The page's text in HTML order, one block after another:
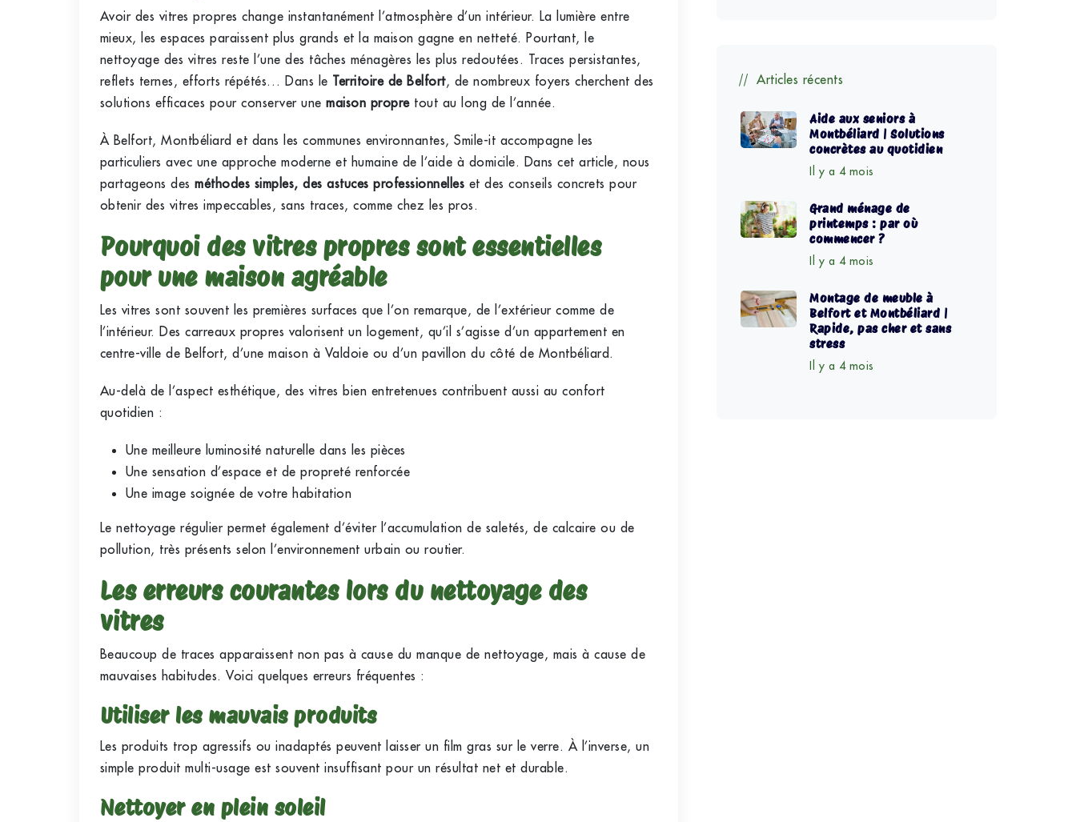
Articles récents
Aide aux seniors à
Montbéliard | Solutions
concrètes au quotidien
Il y a 4 mois
Grand ménage de
printemps : par où
commencer ?
Il y a 4 mois
Montage de meuble à
Belfort et Montbéliard |
Rapide, pas cher et sans
stress
Il y a 4 mois
Avoir des vitres propres change instantanément l’atmosphère d’un intérieur. La lumière entre
mieux, les espaces paraissent plus grands et la maison gagne en netteté. Pourtant, le
nettoyage des vitres reste l’une des tâches ménagères les plus redoutées. Traces persistantes,
reflets ternes, efforts répétés… Dans le Territoire de Belfort, de nombreux foyers cherchent des
solutions efficaces pour conserver unemaison propretout au long de l’année.
À Belfort, Montbéliard et dans les communes environnantes, Smile-it accompagne les
particuliers avec une approche moderne et humaine de l’aide à domicile. Dans cet article, nous
partageons desméthodes simples, des astuces professionnelles et des conseils concrets pour
obtenir des vitres impeccables, sans traces, comme chez les pros.
Pourquoi des vitres propres sont essentielles
pour une maison agréable
Les vitres sont souvent les premières surfaces que l’on remarque, de l’extérieur comme de
l’intérieur. Des carreaux propres valorisent un logement, qu’il s’agisse d’un appartement en
centre-ville de Belfort, d’une maison à Valdoie ou d’un pavillon du côté de Montbéliard.
Au-delà de l’aspect esthétique, des vitres bien entretenues contribuent aussi au confort
quotidien :
Une meilleure luminosité naturelle dans les pièces
Une sensation d’espace et de propreté renforcée
Une image soignée de votre habitation
Le nettoyage régulier permet également d’éviter l’accumulation de saletés, de calcaire ou de
pollution, très présents selon l’environnement urbain ou routier.
Les erreurs courantes lors du nettoyage des
vitres
Beaucoup de traces apparaissent non pas à cause du manque de nettoyage, mais à cause de
mauvaises habitudes. Voici quelques erreurs fréquentes :
Utiliser les mauvais produits
Les produits trop agressifs ou inadaptés peuvent laisser un film gras sur le verre. À l’inverse, un
simple produit multi-usage est souvent insuffisant pour un résultat net et durable.
Nettoyer en plein soleil